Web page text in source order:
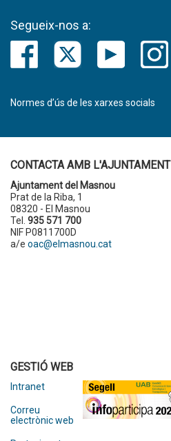
Segueix-nos a:
Normes d’ús de les xarxes socials
CONTACTA AMB L'AJUNTAMENT
Ajuntament del Masnou
Prat de la Riba, 1
08320 - El Masnou
Tel. 935 571 700
NIF P0811700D
a/e oac@elmasnou.cat
GESTIÓ WEB
Intranet
Correu
electrònic web